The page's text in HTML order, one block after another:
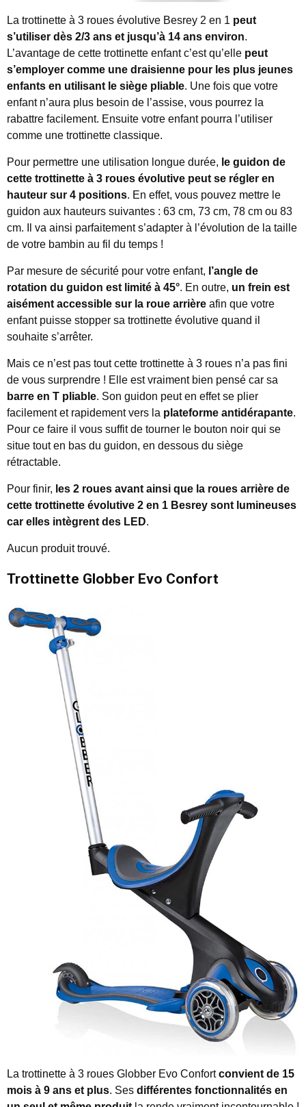
La trottinette à 3 roues évolutive Besrey 2 en 1 peut
s’utiliser dès 2/3 ans et jusqu’à 14 ans environ.
L’avantage de cette trottinette enfant c’est qu’elle peut
s’employer comme une draisienne pour les plus jeunes
enfants en utilisant le siège pliable. Une fois que votre
enfant n’aura plus besoin de l’assise, vous pourrez la
rabattre facilement. Ensuite votre enfant pourra l’utiliser
comme une trottinette classique.
Pour permettre une utilisation longue durée, le guidon de
cette trottinette à 3 roues évolutive peut se régler en
hauteur sur 4 positions. En effet, vous pouvez mettre le
guidon aux hauteurs suivantes : 63 cm, 73 cm, 78 cm ou 83
cm. Il va ainsi parfaitement s’adapter à l’évolution de la taille
de votre bambin au fil du temps !
Par mesure de sécurité pour votre enfant, l’angle de
rotation du guidon est limité à 45°. En outre, un frein est
aisément accessible sur la roue arrière afin que votre
enfant puisse stopper sa trottinette évolutive quand il
souhaite s’arrêter.
Mais ce n’est pas tout cette trottinette à 3 roues n’a pas fini
de vous surprendre ! Elle est vraiment bien pensé car sa
barre en T pliable. Son guidon peut en effet se plier
facilement et rapidement vers la plateforme antidérapante.
Pour ce faire il vous suffit de tourner le bouton noir qui se
situe tout en bas du guidon, en dessous du siège
rétractable.
Pour finir, les 2 roues avant ainsi que la roues arrière de
cette trottinette évolutive 2 en 1 Besrey sont lumineuses
car elles intègrent des LED.
Aucun produit trouvé.
Trottinette Globber Evo Confort
La trottinette à 3 roues Globber Evo Confortconvient de 15
mois à 9 ans et plus. Ses différentes fonctionnalités en